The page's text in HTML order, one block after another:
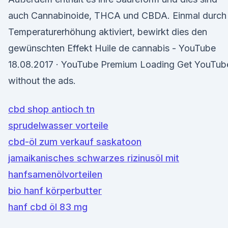
auch Cannabinoide, THCA und CBDA. Einmal durch
Temperaturerhöhung aktiviert, bewirkt dies den
gewünschten Effekt Huile de cannabis - YouTube
18.08.2017 · YouTube Premium Loading Get
without the ads.
cbd shop antioch tn
sprudelwasser vorteile
cbd-öl zum verkauf saskatoon
jamaikanisches schwarzes rizinusöl mit
hanfsamenölvorteilen
bio hanf körperbutter
hanf cbd öl 83 mg